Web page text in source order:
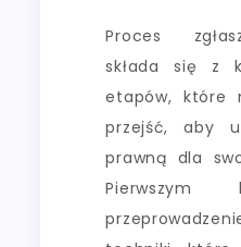
Proces
składa się z
etapów, które
przejść, aby
prawną dla
Pierwszym